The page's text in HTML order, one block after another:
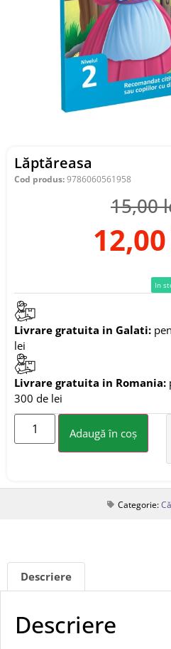
Lăptăreasa
Cod produs:9786060561958
15,00
12,00
In
Livrare gratuita in Galati:
lei
Livrare gratuita in Romania:
300 de lei
Adaugă în coș
Categorie:
Descriere
Descriere